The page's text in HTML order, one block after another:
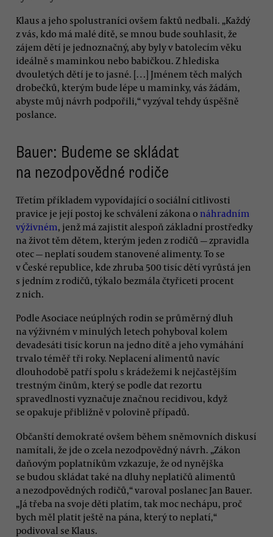
Klaus a jeho spolustraníci ovšem faktů nedbali. „Každý
z vás, kdo má malé dítě, se mnou bude souhlasit, že
zájem dětí je jednoznačný, aby byly v batolecím věku
ideálně s maminkou nebo babičkou. Z hlediska
dvouletých dětí je to jasné. […] Jménem těch malých
drobečků, kterým bude lépe u maminky, vás žádám,
abyste můj návrh podpořili,“ vyzýval tehdy úspěšně
poslance.
Bauer: Budeme se skládat
na nezodpovědné rodiče
Třetím příkladem vypovídající o sociální citlivosti
pravice je její postoj ke schválení zákona o náhradním
výživném, jenž má zajistit alespoň základní prostředky
na život těm dětem, kterým jeden z rodičů — zpravidla
otec — neplatí soudem stanovené alimenty. To se
v České republice, kde zhruba 500 tisíc dětí vyrůstá jen
s jedním z rodičů, týkalo bezmála čtyřiceti procent
z nich.
Podle Asociace neúplných rodin se průměrný dluh
na výživném v minulých letech pohyboval kolem
devadesáti tisíc korun na jedno dítě a jeho vymáhání
trvalo téměř tři roky. Neplacení alimentů navíc
dlouhodobě patří spolu s krádežemi k nejčastějším
trestným činům, který se podle dat rezortu
spravedlnosti vyznačuje značnou recidivou, když
se opakuje přibližně v polovině případů.
Občanští demokraté ovšem během sněmovních diskusí
namítali, že jde o zcela nezodpovědný návrh. „Zákon
daňovým poplatníkům vzkazuje, že od nynějška
se budou skládat také na dluhy neplatičů alimentů
a nezodpovědných rodičů,“ varoval poslanec Jan Bauer.
„Já třeba na svoje děti platím, tak moc nechápu, proč
bych měl platit ještě na pána, který to neplatí,“
podivoval se Klaus.